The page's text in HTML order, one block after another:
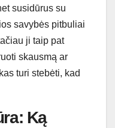
susidūrus su
savybės pitbuliai
ji taip pat
skausmą ar
turi stebėti, kad
Ką